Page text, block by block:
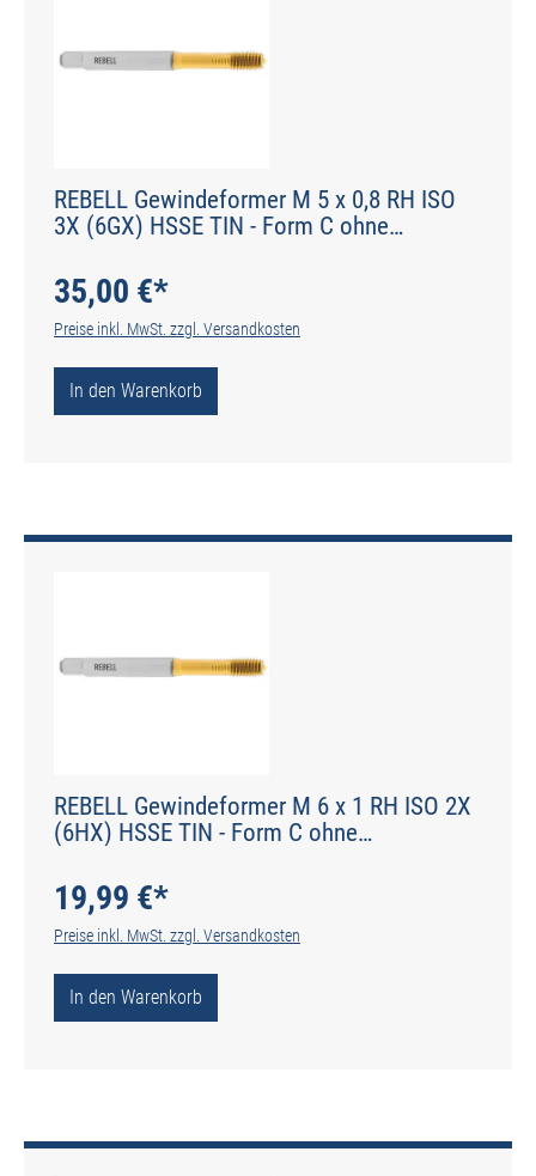
REBELL Gewindeformer M 5 x 0,8 RH ISO
3X (6GX) HSSE TIN - Form C ohne
35,00 €*
Preise inkl. MwSt. zzgl. Versandkosten
In den Warenkorb
REBELL Gewindeformer M 6 x 1 RH ISO 2X
(6HX) HSSE TIN - Form C ohne
19,99 €*
Preise inkl. MwSt. zzgl. Versandkosten
In den Warenkorb